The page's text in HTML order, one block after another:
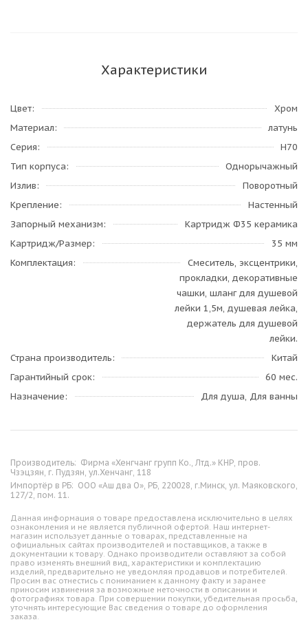
Характеристики
Цвет
Хром
Материал
латунь
Серия
H70
Тип корпуса
Однорычажный
Излив
Поворотный
Крепление
Настенный
Запорный механизм
Картридж Ф35 керамика
Картридж/Размер
35 мм
Комплектация
Смеситель, эксцентрики,
прокладки, декоративные
чашки, шланг для душевой
лейки 1,5м, душевая лейка,
держатель для душевой
лейки.
Страна производитель
Китай
Гарантийный срок
60 мес.
Назначение
Для душа, Для ванны
Производитель: Фирма «Хенгчанг групп Ко., Лтд.» КНР, пров.
Чзэцзян, г. Пудзян, ул.Хенчанг, 118
Импортёр в РБ: ООО «Аш два О», РБ, 220028, г.Минск, ул. Маяковского,
127/2, пом. 11.
Данная информация о товаре предоставлена исключительно в целях
ознакомления и не является публичной офертой. Наш интернет-
магазин использует данные о товарах, представленные на
официальных сайтах производителей и поставщиков, а также в
документации к товару. Однако производители оставляют за собой
право изменять внешний вид, характеристики и комплектацию
изделий, предварительно не уведомляя продавцов и потребителей.
Просим вас отнестись с пониманием к данному факту и заранее
приносим извинения за возможные неточности в описании и
фотографиях товара. При совершении покупки, убедительная просьба,
уточнять интересующие Вас сведения о товаре до оформления
заказа.